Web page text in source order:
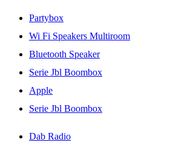
Partybox
Wi Fi Speakers Multiroom
Bluetooth Speaker
Serie Jbl Boombox
Apple
Serie Jbl Boombox
Dab Radio